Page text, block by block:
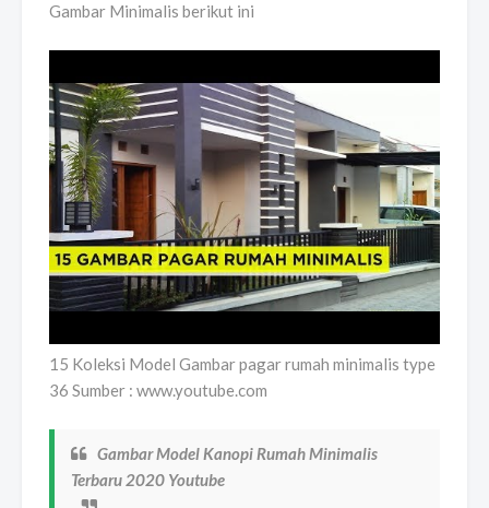
Gambar Minimalis berikut ini
15 Koleksi Model Gambar pagar rumah minimalis type
36 Sumber : www.youtube.com
Gambar Model Kanopi Rumah Minimalis
Terbaru 2020 Youtube